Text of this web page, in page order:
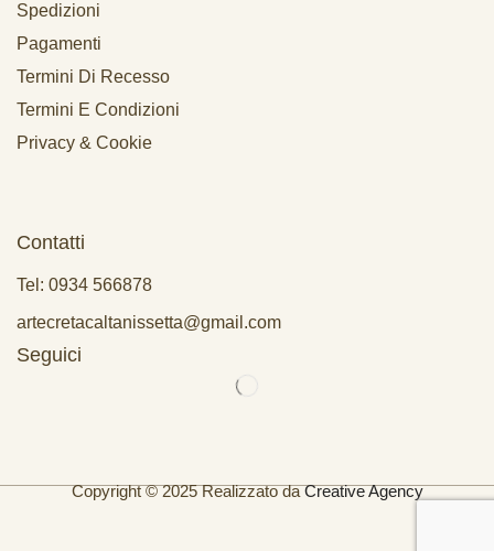
Spedizioni
Pagamenti
Termini Di Recesso
Termini E Condizioni
Privacy & Cookie
Contatti
Tel: 0934 566878
artecretacaltanissetta@gmail.com
Seguici
Copyright © 2025 Realizzato daCreative Agency